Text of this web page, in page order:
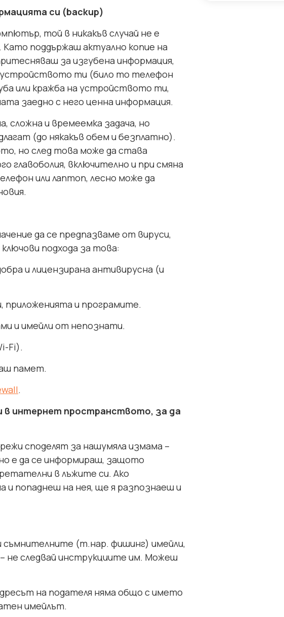
си (backup)
той в никакъв случай не е
поддържаш актуално копие на
за изгубена информация,
устройството ти (било то телефон
или кражба на устройството ти,
заедно с него ценна информация.
сложна и времеемка задача, но
(до някакъв обем и безплатно).
но след това може да става
главоболия, включително и при смяна
или лаптоп, лесно може да
да се предпазваме от вируси,
подхода за това:
и лицензирана антивирусна (и
приложенията и програмите.
и имейли от непознати.
Fi).
памет.
.
в интернет пространството, за да
споделят за нашумяла измама –
е да се информираш, защото
в лъжите си. Ако
попаднеш на нея, ще я разпознаеш и
(т.нар. фишинг) имейли,
не следвай инструкциите им. Можеш
на подателя няма общо с името
имейлът.